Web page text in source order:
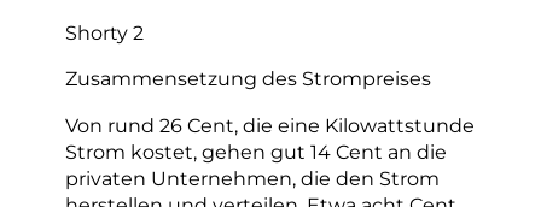
Shorty 2
Zusammensetzung des Strompreises
Von rund 26 Cent, die eine Kilowattstunde
Strom kostet, gehen gut 14 Cent an die
privaten Unternehmen, die den Strom